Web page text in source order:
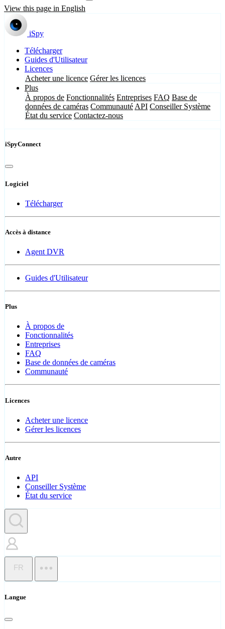
View this page in English
iSpy
Télécharger
Guides d'Utilisateur
Licences
Acheter une licence Gérer les licences
Plus
À propos de Fonctionnalités Entreprises FAQ Base de
données de caméras Communauté API Conseiller Système
État du service Contactez-nous
iSpyConnect
Logiciel
Télécharger
Accès à distance
Agent DVR
Guides d'Utilisateur
Plus
À propos de
Fonctionnalités
Entreprises
FAQ
Base de données de caméras
Communauté
Licences
Acheter une licence
Gérer les licences
Autre
API
Conseiller Système
État du service
FR
Langue